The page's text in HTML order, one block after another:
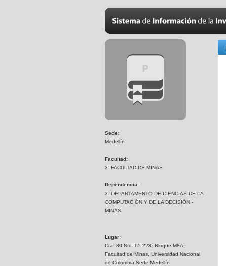
Sede:
Medellín
Facultad:
3- FACULTAD DE MINAS
Dependencia:
3- DEPARTAMENTO DE CIENCIAS DE LA
COMPUTACIÓN Y DE LA DECISIÓN -
MINAS
Lugar:
Cra. 80 Nro. 65-223, Bloque M8A,
Facultad de Minas, Universidad Nacional
de Colombia Sede Medellín